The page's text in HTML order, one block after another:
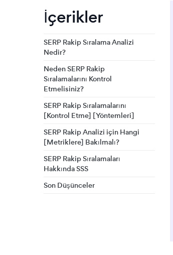
İçerikler
SERP Rakip Sıralama Analizi
Nedir?
Neden SERP Rakip
Sıralamalarını Kontrol
Etmelisiniz?
SERP Rakip Sıralamalarını
[Kontrol Etme] [Yöntemleri]
SERP Rakip Analizi için Hangi
[Metriklere] Bakılmalı?
SERP Rakip Sıralamaları
Hakkında SSS
Son Düşünceler